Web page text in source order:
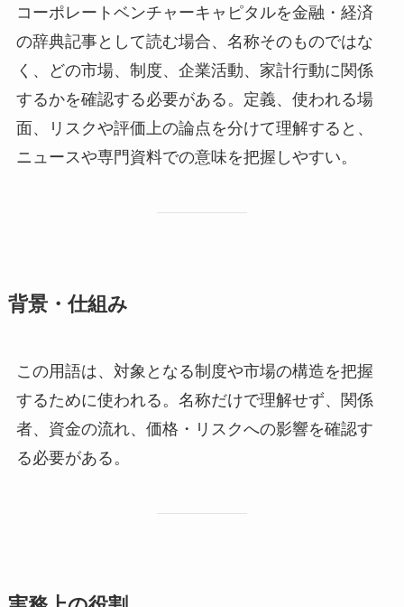
コーポレートベンチャーキャピタルを金融・経済
の辞典記事として読む場合、名称そのものではな
く、どの市場、制度、企業活動、家計行動に関係
するかを確認する必要がある。定義、使われる場
面、リスクや評価上の論点を分けて理解すると、
ニュースや専門資料での意味を把握しやすい。
背景・仕組み
この用語は、対象となる制度や市場の構造を把握
するために使われる。名称だけで理解せず、関係
者、資金の流れ、価格・リスクへの影響を確認す
る必要がある。